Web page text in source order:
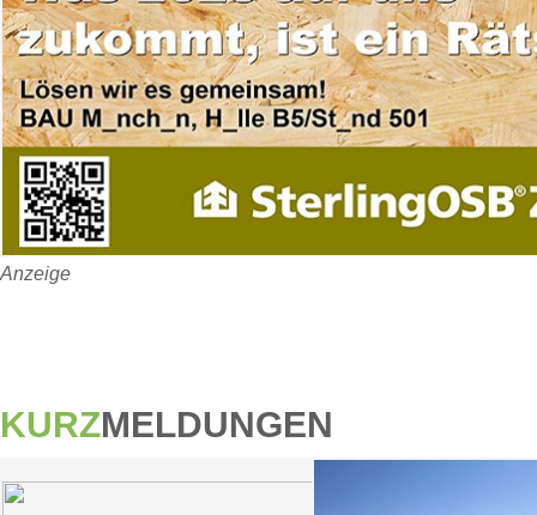
Anzeige
KURZMELDUNGEN